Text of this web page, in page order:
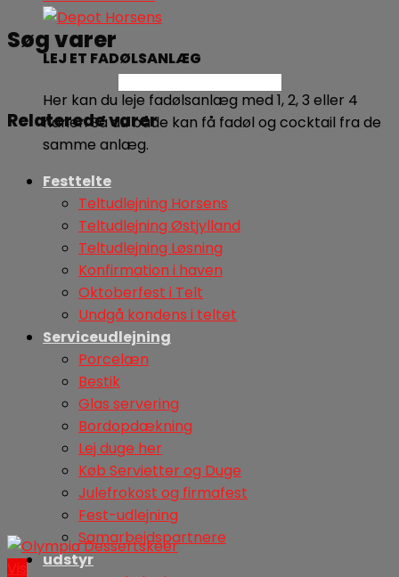
LEJ ET FADØLSANLÆG
Her kan du leje fadølsanlæg med 1, 2, 3 eller 4
haner. Så du både kan få fadøl og cocktail fra de
samme anlæg.
Festtelte
Teltudlejning Horsens
Teltudlejning Østjylland
Teltudlejning Løsning
Konfirmation i haven
Oktoberfest i Telt
Undgå kondens i teltet
Serviceudlejning
Porcelæn
Bestik
Glas servering
Bordopdækning
Lej duge her
Køb Servietter og Duge
Julefrokost og firmafest
Fest-udlejning
Samarbejdspartnere
udstyr
Søg varer
Relaterede varer